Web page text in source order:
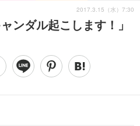
スマートフォン
その他
映画・ドラマ
ンダル起こします！」
2017.3.15（水）7:30